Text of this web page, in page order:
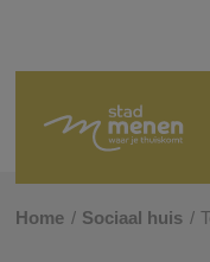
Home Sociaal huis